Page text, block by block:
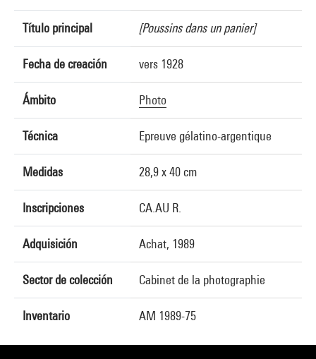
Título principal [Poussins dans un panier]
Fecha de creación vers 1928
Ámbito Photo
Técnica Epreuve gélatino-argentique
Medidas 28,9 x 40 cm
Inscripciones CA.AU R.
Adquisición Achat, 1989
Sector de colección Cabinet de la photographie
Inventario AM 1989-75